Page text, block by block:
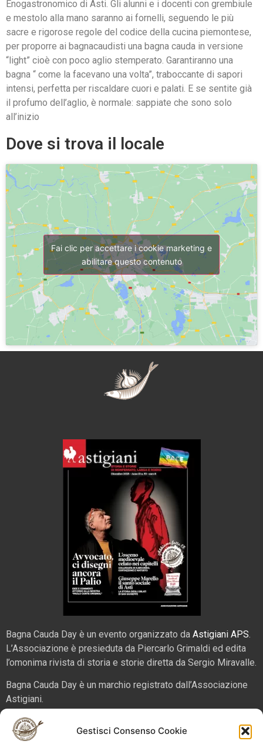
Gestisci Consenso Cookie
Enogastronomico di Asti. Gli alunni e i docenti con grembiule
e mestolo alla mano saranno ai fornelli, seguendo le più
sacre e rigorose regole del codice della cucina piemontese,
per proporre ai bagnacaudisti una bagna cauda in versione
“light” cioè con poco aglio stemperato. Garantiranno una
bagna “ come la facevano una volta”, traboccante di sapori
intensi,​ perfetta per riscaldare cuori e palati. E se sentite già
il profumo dell’aglio, è normale: sappiate che sono solo
all’inizio
Dove si trova il locale
Fai clic per accettare i cookie marketing e
abilitare questo contenuto
Bagna Cauda Day è un evento organizzato da Astigiani APS
L’Associazione è presieduta da Piercarlo Grimaldi ed edita
l’omonima rivista di storia e storie diretta da Sergio Miravalle.
Bagna Cauda Day è un marchio registrato dall’Associazione
Astigiani.
La nostra sede è in via San Martino 2 (angolo corso Alfieri),
14100 – Asti. Tel. 324 5654070 emailinfo@bagnacaudaday.it